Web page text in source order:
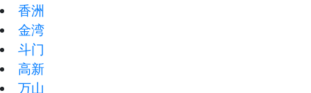
香洲
金湾
斗门
高新
万山